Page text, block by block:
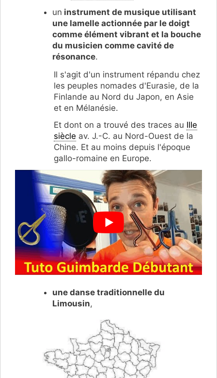
un instrument de musique utilisant
une lamelle actionnée par le doigt
comme élément vibrant et la bouche
du musicien comme cavité de
résonance.
Il s'agit d'un instrument répandu chez
les peuples nomades d'Eurasie, de la
Finlande au Nord du Japon, en Asie
et en Mélanésie.
Et dont on a trouvé des traces au IIIe
siècle av. J.-C. au Nord-Ouest de la
Chine. Et au moins depuis l'époque
gallo-romaine en Europe.
une danse traditionnelle du
Limousin,